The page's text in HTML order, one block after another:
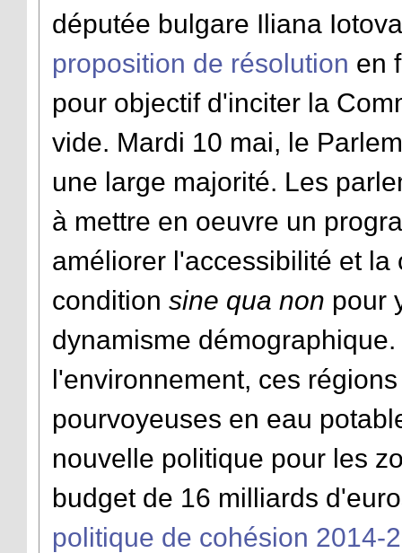
députée bulgare Iliana
proposition de résolution en
pour objectif d'inciter la
vide. Mardi 10 mai, le
une large majorité. Les
à mettre en oeuvre un
améliorer l'accessibilité et
condition sine qua non pour
dynamisme
l'environnement, ces
pourvoyeuses en eau
nouvelle politique pour les
budget de 16 milliards
politique de cohésion 2014-